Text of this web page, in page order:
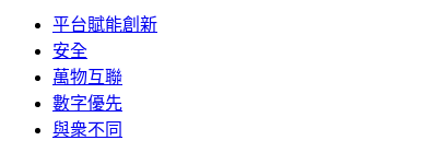
平台賦能創新
安全
萬物互聯
數字優先
與衆不同